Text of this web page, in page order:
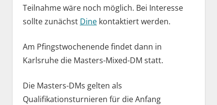
Teilnahme wäre noch möglich. Bei Interesse
sollte zunächst Dinekontaktiert werden.
Am Pfingstwochenende findet dann in
Karlsruhe die Masters-Mixed-DM statt.
Die Masters-DMs gelten als
Qualifikationsturnieren für die Anfang